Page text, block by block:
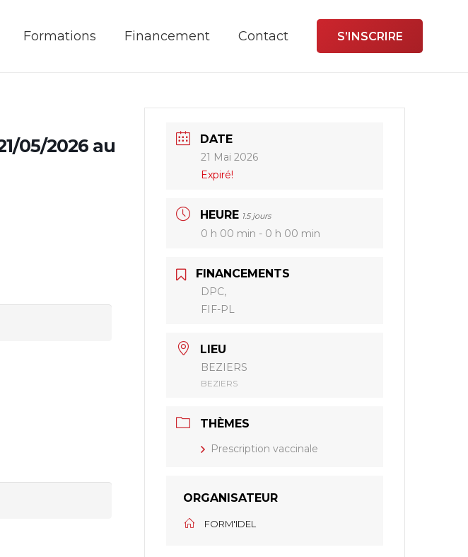
Formations Financement Contact S’INSCRIRE
05/2026 au
DATE
21 Mai 2026
Expiré!
HEURE 1.5 jours
0 h 00 min - 0 h 00 min
FINANCEMENTS
DPC,
FIF-PL
LIEU
BEZIERS
BEZIERS
THÈMES
Prescription vaccinale
ORGANISATEUR
FORM'IDEL